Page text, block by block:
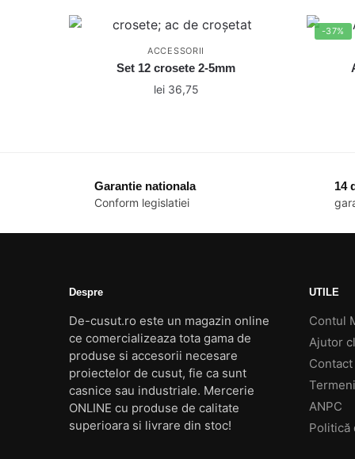
ACCESSORII
Set 12 crosete 2-5mm
lei36,75
-37%
Garantie nationala
Conform legislatiei
14
Despre
De-cusut.ro este un magazin online
ce comercializeaza tota gama de
produse si accesorii necesare
proiectelor de cusut, fie ca sunt
casnice sau industriale. Mercerie
ONLINE cu produse de calitate
superioara si livrare din stoc!
UTILE
Contul
Ajutor
Contact
ANPC
Politică